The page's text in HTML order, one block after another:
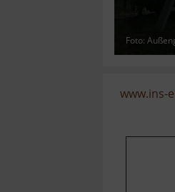
Foto:
www.ins-